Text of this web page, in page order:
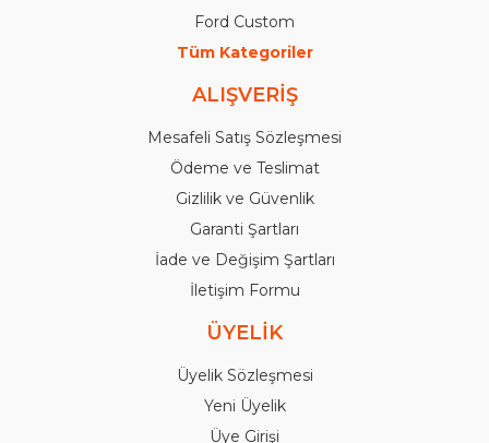
Ford Custom
Tüm Kategoriler
ALIŞVERİŞ
Mesafeli Satış Sözleşmesi
Ödeme ve Teslimat
Gizlilik ve Güvenlik
Garanti Şartları
İade ve Değişim Şartları
İletişim Formu
ÜYELİK
Üyelik Sözleşmesi
Yeni Üyelik
Üye Girişi